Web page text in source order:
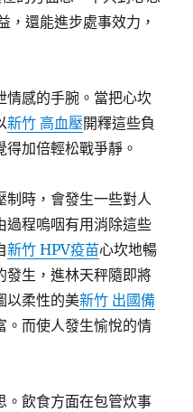
，還能進步處事效力，
情感的手腕。當把心坎
新竹 高血壓開釋這些負
加倍輕松戰爭靜。
制時，會發生一些對人
過程嗚咽有用消除這些
新竹 HPV疫苗心坎地暢
發生，進林天秤隨即將
以柔性的美新竹 出國備
。而使人發生愉悅的情
。飲食方面在包管炊事